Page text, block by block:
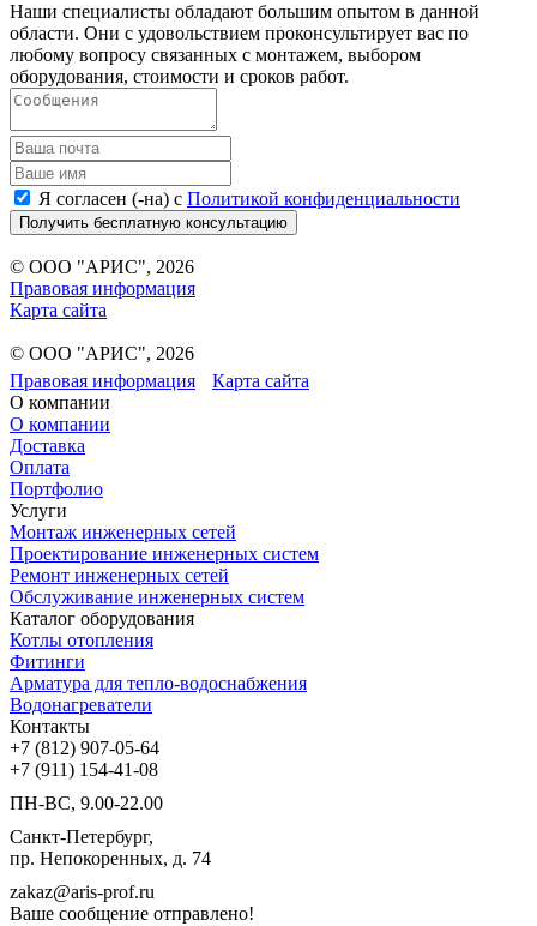
Наши специалисты обладают большим опытом в данной
области. Они с удовольствием проконсультирует вас по
любому вопросу связанных с монтажем, выбором
оборудования, стоимости и сроков работ.
Я согласен (-на) с Политикой конфиденциальности
Получить бесплатную консультацию
© ООО "АРИС", 2026
Правовая информация
Карта сайта
© ООО "АРИС", 2026
Правовая информация
Карта сайта
О компании
О компании
Доставка
Оплата
Портфолио
Услуги
Монтаж инженерных сетей
Проектирование инженерных систем
Ремонт инженерных сетей
Обслуживание инженерных систем
Каталог оборудования
Котлы отопления
Фитинги
Арматура для тепло-водоснабжения
Водонагреватели
Контакты
+7 (812) 907-05-64
+7 (911) 154-41-08
ПН-ВС, 9.00-22.00
Санкт-Петербург,
пр. Непокоренных, д. 74
zakaz@aris-prof.ru
Ваше сообщение отправлено!